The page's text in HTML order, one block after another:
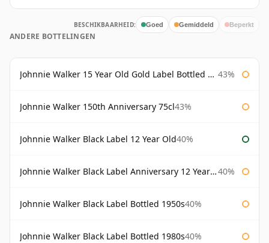
BESCHIKBAARHEID: Goed Gemiddeld Beperkt
ANDERE BOTTELINGEN
Johnnie Walker 15 Year Old Gold Label Bottled 1980s 43%
Johnnie Walker 150th Anniversary 75cl43%
Johnnie Walker Black Label 12 Year Old40%
Johnnie Walker Black Label Anniversary 12 Year Old 40%
Johnnie Walker Black Label Bottled 1950s40%
Johnnie Walker Black Label Bottled 1980s40%